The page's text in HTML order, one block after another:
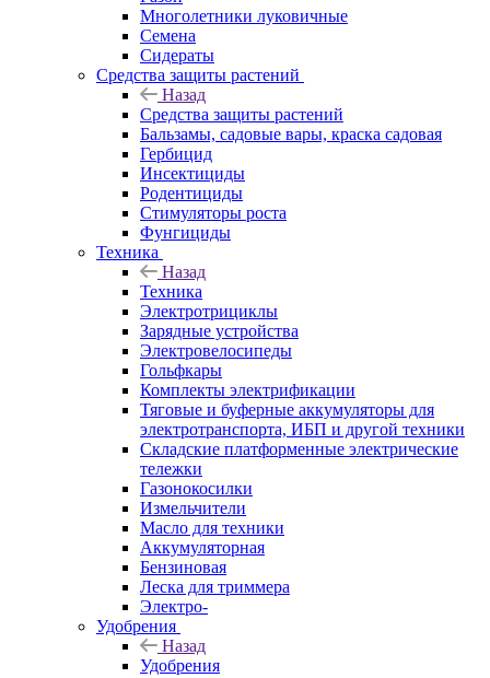
Многолетники луковичные
Семена
Сидераты
Средства защиты растений
Назад
Средства защиты растений
Бальзамы, садовые вары, краска садовая
Гербицид
Инсектициды
Родентициды
Стимуляторы роста
Фунгициды
Техника
Назад
Техника
Электротрициклы
Зарядные устройства
Электровелосипеды
Гольфкары
Комплекты электрификации
Тяговые и буферные аккумуляторы для
электротранспорта, ИБП и другой техники
Складские платформенные электрические
тележки
Газонокосилки
Измельчители
Масло для техники
Аккумуляторная
Бензиновая
Леска для триммера
Электро-
Удобрения
Назад
Удобрения